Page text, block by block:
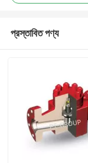
প্রস্তাবিত পণ্য